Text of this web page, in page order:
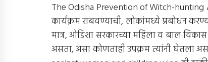
The Odisha Prevention of Witch-hunting
कार्यक्रम राबवण्याची, लोकांमध्ये प्रबोधन
मात्र, ओडिशा सरकारच्या महिला व बाल
असता, असा कोणताही उपक्रम त्यांनी घेतला